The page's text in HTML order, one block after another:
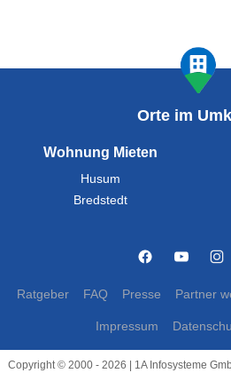
Orte im
Wohnung Mieten
Husum
Bredstedt
Ratgeber FAQ Presse Partner
Impressum
Copyright © 2000 - 2026 | 1A Infosysteme